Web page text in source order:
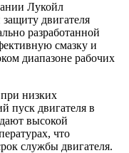
Лукойл
двигателя
разработанной
смазку и
диапазоне рабочих
низких
пуск двигателя в
высокой
что
службы двигателя.